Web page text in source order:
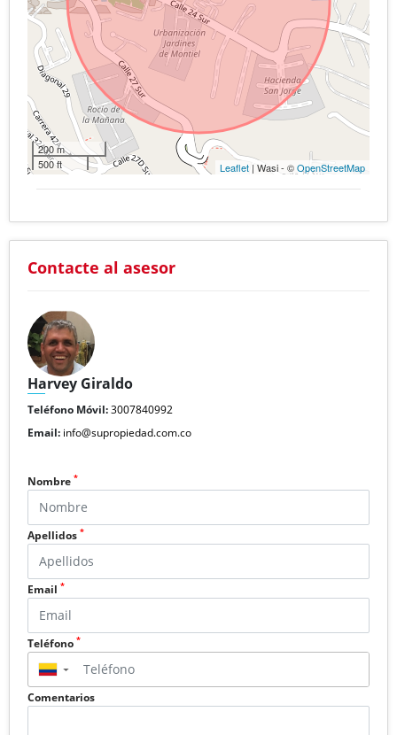
200 m
500 ft
Leaflet | Wasi - ©OpenStreetMap
Contacte al asesor
Harvey Giraldo
Teléfono Móvil:3007840992
Email: info@supropiedad.com.co
Nombre *
Apellidos *
Email *
Teléfono *
▼
Comentarios